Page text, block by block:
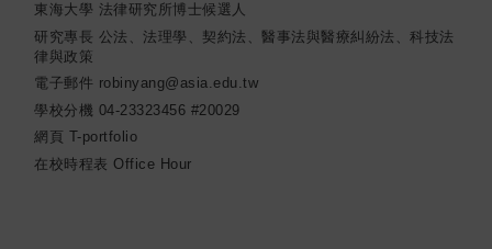
東海大學 法律研究所博士候選人
研究專長 公法、法理學、契約法、醫事法與醫療糾紛法、科技法
律與政策
電子郵件 robinyang@asia.edu.tw
學校分機 04-23323456 #20029
網頁 T-portfolio
在校時程表 Office Hour